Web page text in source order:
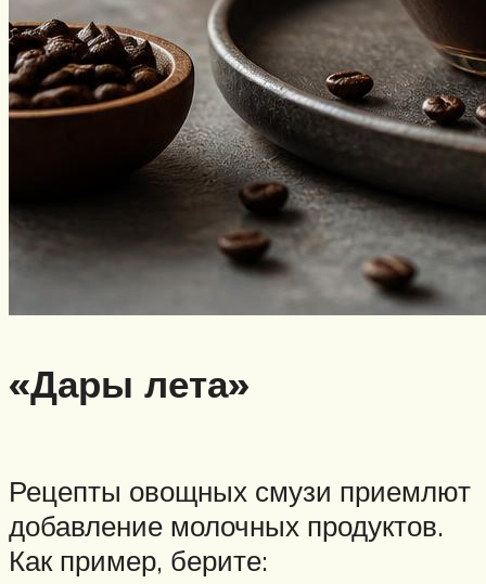
«Дары лета»
Рецепты овощных смузи приемлют
добавление молочных продуктов.
Как пример, берите: